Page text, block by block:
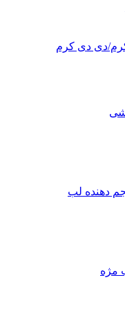
دی دی کرم
دهنده لب
مژه